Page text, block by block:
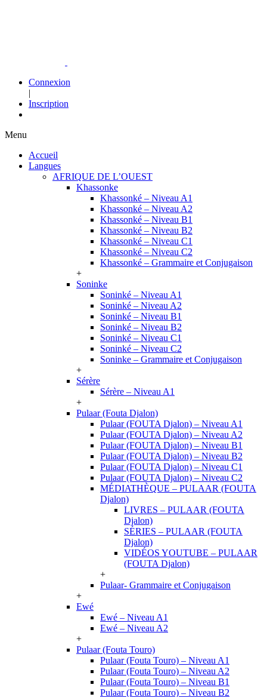
Connexion
|
Inscription
Menu
Accueil
Langues
AFRIQUE DE L’OUEST
Khassonke
Khassonké – Niveau A1
Khassonké – Niveau A2
Khassonké – Niveau B1
Khassonké – Niveau B2
Khassonké – Niveau C1
Khassonké – Niveau C2
Khassonké – Grammaire et Conjugaison
+
Soninke
Soninké – Niveau A1
Soninké – Niveau A2
Soninké – Niveau B1
Soninké – Niveau B2
Soninké – Niveau C1
Soninké – Niveau C2
Soninke – Grammaire et Conjugaison
+
Sérère
Sérère – Niveau A1
+
Pulaar (Fouta Djalon)
Pulaar (FOUTA Djalon) – Niveau A1
Pulaar (FOUTA Djalon) – Niveau A2
Pulaar (FOUTA Djalon) – Niveau B1
Pulaar (FOUTA Djalon) – Niveau B2
Pulaar (FOUTA Djalon) – Niveau C1
Pulaar (FOUTA Djalon) – Niveau C2
MÉDIATHÈQUE – PULAAR (FOUTA
Djalon)
LIVRES – PULAAR (FOUTA
Djalon)
SÉRIES – PULAAR (FOUTA
Djalon)
VIDÉOS YOUTUBE – PULAAR
(FOUTA Djalon)
+
Pulaar- Grammaire et Conjugaison
+
Ewé
Ewé – Niveau A1
Ewé – Niveau A2
+
Pulaar (Fouta Touro)
Pulaar (Fouta Touro) – Niveau A1
Pulaar (Fouta Touro) – Niveau A2
Pulaar (Fouta Touro) – Niveau B1
Pulaar (Fouta Touro) – Niveau B2